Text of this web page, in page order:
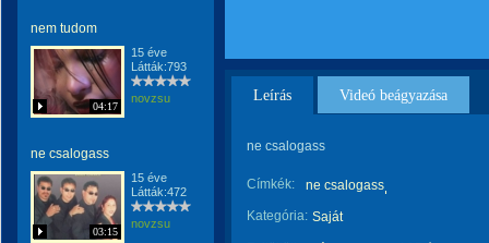
nem tudom
04:17
15 éve
Látták:793
novzsu
ne csalogass
03:15
15 éve
Látták:472
novzsu
Leírás Videó beágyazása
ne csalogass
Címkék:
ne csalogass
Kategória: Saját